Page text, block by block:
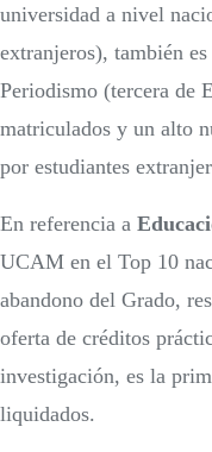
universidad a nivel
extranjeros), también
Periodismo (tercera de
matriculados y un alto
por estudiantes
En referencia a
UCAM en el Top 10
abandono del Grado,
oferta de créditos
investigación, es la
liquidados.